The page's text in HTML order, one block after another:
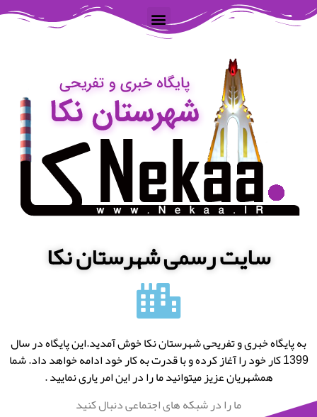
سایت رسمی شهرستان نکا
به پایگاه خبری و تفریحی شهرستان نکا خوش آمدید.این پایگاه در سال
1399 کار خود را آغاز کرده و با قدرت به کار خود ادامه خواهد داد. شما
همشهریان عزیز میتوانید ما را در این امر یاری نمایید .
ما را در شبکه های اجتماعی دنبال کنید